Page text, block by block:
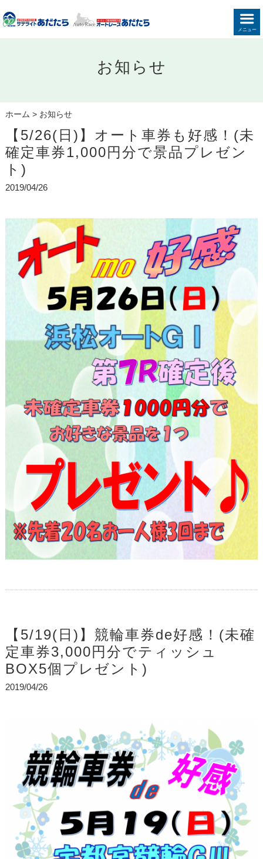
メニュー
お知らせ
ホーム > お知らせ
【5/26(日)】オート車券も好感！(未
確定車券1,000円分で景品プレゼン
ト)
2019/04/26
【5/19(日)】競輪車券de好感！(未確
定車券3,000円分でティッシュ
BOX5個プレゼント)
2019/04/26